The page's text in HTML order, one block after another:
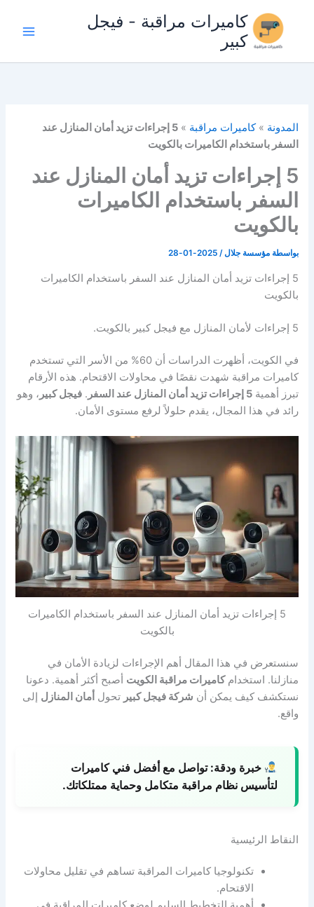
المحتوى
كاميرات مراقبة - فيجل
كبير
المدونة »كاميرات مراقبة »
5 إجراءات تزيد أمان المنازل عند
السفر باستخدام الكاميرات بالكويت
5 إجراءات تزيد أمان المنازل عند
السفر باستخدام الكاميرات
بالكويت
بواسطة مؤسسة جلال/
2025-01-28
5 إجراءات تزيد أمان المنازل عند السفر باستخدام الكاميرات
بالكويت
5 إجراءات لأمان المنازل مع فيجل كبير بالكويت.
في الكويت، أظهرت الدراسات أن 60% من الأسر التي تستخدم
كاميرات مراقبة شهدت نقصًا في محاولات الاقتحام. هذه الأرقام
تبرز أهمية5 إجراءات تزيد أمان المنازل عند السفر .فيجل كبير ، وهو
رائد في هذا المجال، يقدم حلولاً لرفع مستوى الأمان.
5 إجراءات تزيد أمان المنازل عند السفر باستخدام الكاميرات
بالكويت
سنستعرض في هذا المقال أهم الإجراءات لزيادة الأمان في
منازلنا. استخدامكاميرات مراقبة الكويت أصبح أكثر أهمية. دعونا
نستكشف كيف يمكن أن شركة فيجل كبير تحول أمان المنازل إلى
واقع.
خبرة ودقة: تواصل مع أفضل فني كاميرات
لتأسيس نظام مراقبة متكامل وحماية ممتلكاتك.
النقاط الرئيسية
تكنولوجيا كاميرات المراقبة تساهم في تقليل محاولات
الاقتحام.